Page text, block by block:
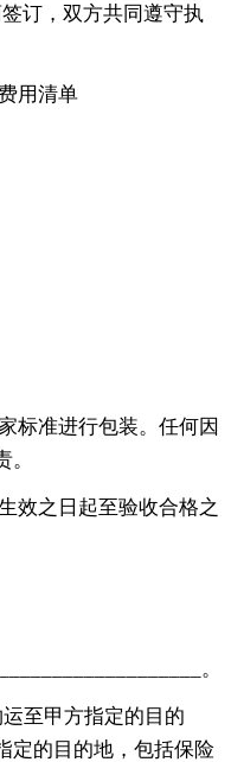
签订，双方共同遵守执
用清单
标准进行包装。任何因
效之日起至验收合格之
。
至甲方指定的目的
定的目的地，包括保险